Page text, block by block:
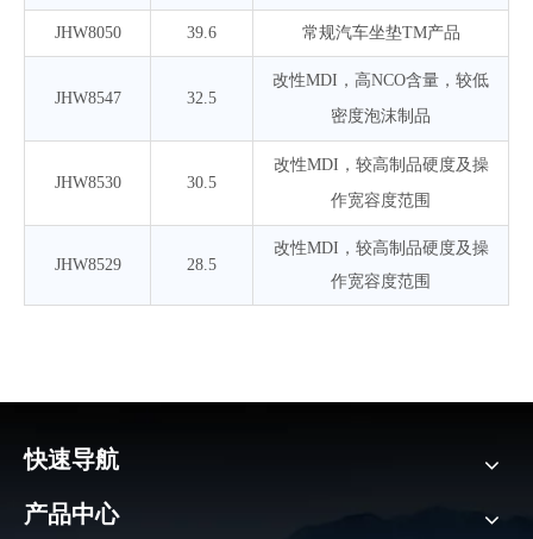
JHW8050 39.6 常规汽车坐垫TM产品
JHW8547 32.5
改性MDI，高NCO含量，较低
密度泡沫制品
JHW8530 30.5
改性MDI，较高制品硬度及操
作宽容度范围
JHW8529 28.5
改性MDI，较高制品硬度及操
作宽容度范围
快速导航
产品中心